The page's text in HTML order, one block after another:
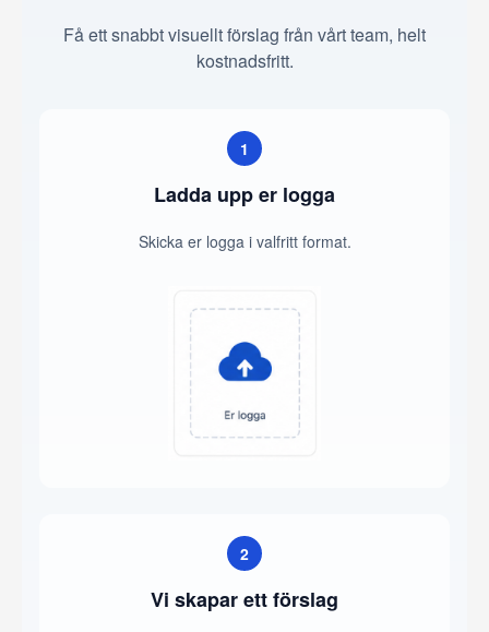
Få ett snabbt visuellt förslag från vårt team, helt
kostnadsfritt.
1
Ladda upp er logga
Skicka er logga i valfritt format.
2
Vi skapar ett förslag